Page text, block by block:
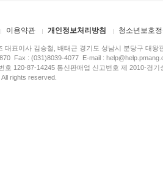
이용약관 개인정보처리방침 청소년보호
대표이사 김승철, 배태근 경기도 성남시 분당구 대왕
Fax : (031)8039-4077 E-mail :
호 120-87-14245 통신판매업 신고번호 제 2010-경
rights reserved.